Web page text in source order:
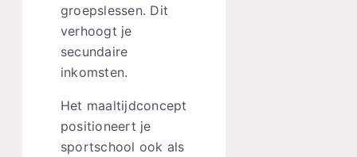
groepslessen. Dit
verhoogt je
secundaire
inkomsten.
Het maaltijdconcept
positioneert je
sportschool ook als